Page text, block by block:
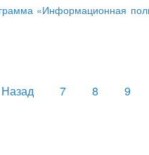
«Информационная
Назад 7 8 9